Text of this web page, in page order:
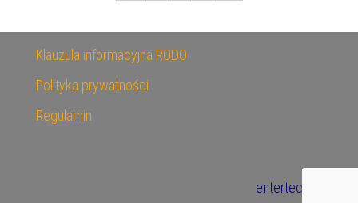
Klauzula informacyjna RODO
Polityka prywatności
Regulamin
entertech.pl